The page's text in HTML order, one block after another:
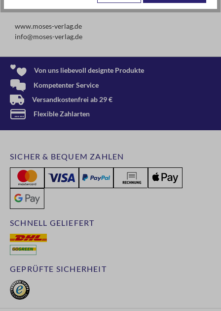
www.moses-verlag.de
info@moses-verlag.de
Von uns liebevoll designte Produkte
Kompetenter Service
Versandkostenfrei ab 29 €
Flexible Zahlarten
GEPRÜFTE SICHERHEIT
SCHNELL GELIEFERT
SICHER & BEQUEM ZAHLEN